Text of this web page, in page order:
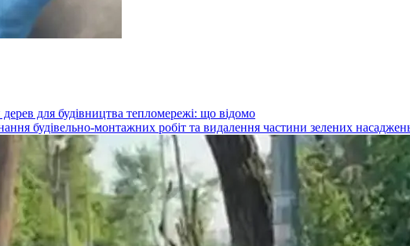
для будівництва тепломережі: що відомо
будівельно-монтажних робіт та видалення частини зелених